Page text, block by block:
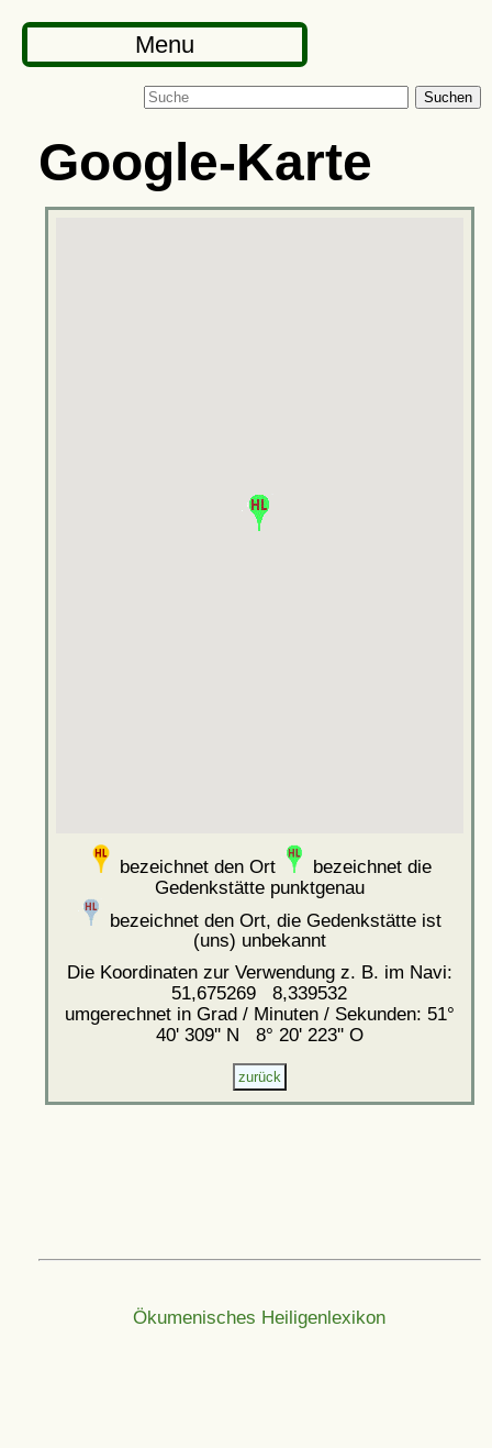
Menu
Suchen
Google-Karte
bezeichnet den Ort
bezeichnet die
Gedenkstätte punktgenau
bezeichnet den Ort, die Gedenkstätte ist
(uns) unbekannt
Die Koordinaten zur Verwendung z. B. im Navi:
51,675269 8,339532
umgerechnet in Grad / Minuten / Sekunden: 51°
40' 309'' N 8° 20' 223'' O
Ökumenisches Heiligenlexikon